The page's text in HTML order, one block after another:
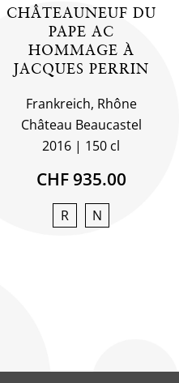
CHÂTEAUNEUF DU
PAPE AC
HOMMAGE À
JACQUES PERRIN
Frankreich, Rhône
Château Beaucastel
2016
150 cl
CHF 935.00
R N